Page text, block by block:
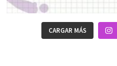
CARGAR MÁS